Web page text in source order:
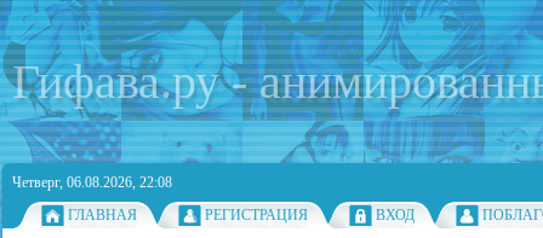
Гифава.ру -
Четверг, 06.08.2026, 22:08
ГЛАВНАЯ
РЕГИСТРАЦИЯ ВХОД